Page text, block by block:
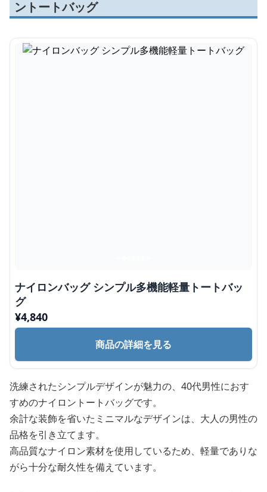
ントートバッグ
ナイロンバッグ シンプル多機能軽量トートバッ
グ
¥4,840
商品の詳細を見る
洗練されたシンプルデザインが魅力の、40代男性におす
すめのナイロントートバッグです。
余計な装飾を省いたミニマルなデザインは、大人の男性の
品格を引き立てます。
高品質なナイロン素材を使用しているため、軽量でありな
がら十分な耐久性を備えています。